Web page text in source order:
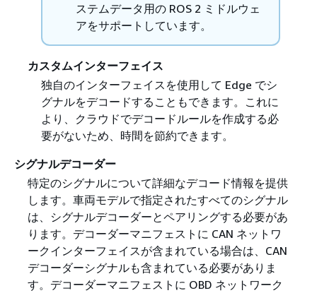
ステムデータ用の ROS 2 ミドルウェ
アをサポートしています。
カスタムインターフェイス
独自のインターフェイスを使用して Edge でシ
グナルをデコードすることもできます。これに
より、クラウドでデコードルールを作成する必
要がないため、時間を節約できます。
シグナルデコーダー
特定のシグナルについて詳細なデコード情報を提供
します。車両モデルで指定されたすべてのシグナル
は、シグナルデコーダーとペアリングする必要があ
ります。デコーダーマニフェストに CAN ネットワ
ークインターフェイスが含まれている場合は、CAN
デコーダーシグナルも含まれている必要がありま
す。デコーダーマニフェストに OBD ネットワーク